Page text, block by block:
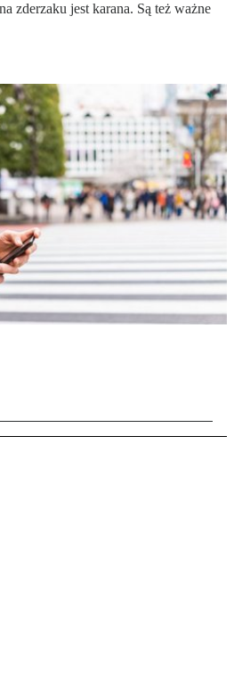
zderzaku jest karana. Są też ważne